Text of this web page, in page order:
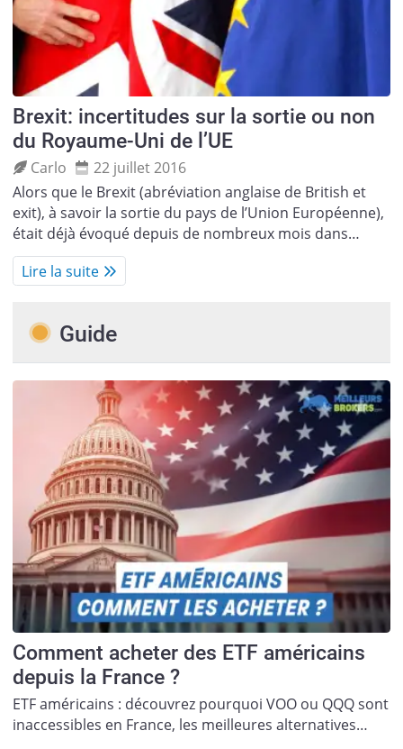
Brexit: incertitudes sur la sortie ou non
du Royaume-Uni de l’UE
Carlo
22 juillet 2016
Alors que le Brexit (abréviation anglaise de British et
exit), à savoir la sortie du pays de l’Union Européenne),
était déjà évoqué depuis de nombreux mois dans…
Lire la suite
Guide
Comment acheter des ETF américains
depuis la France ?
ETF américains : découvrez pourquoi VOO ou QQQ sont
inaccessibles en France, les meilleures alternatives…